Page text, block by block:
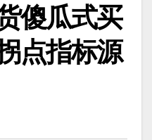
傻瓜式买
点指标源